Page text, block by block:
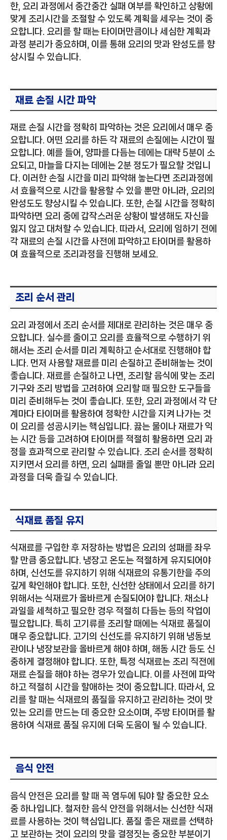
한, 요리 과정에서 중간중간 실패 여부를 확인하고 상황에
맞게 조리시간을 조절할 수 있도록 계획을 세우는 것이 중
요합니다. 요리를 할 때는 타이머만큼이나 세심한 계획과
과정 분리가 중요하며, 이를 통해 요리의 맛과 완성도를 향
상시킬 수 있습니다.
재료 손질 시간 파악
재료 손질 시간을 정확히 파악하는 것은 요리에서 매우 중
요합니다. 어떤 요리를 하든 각 재료의 손질에는 시간이 필
요합니다. 예를 들어, 양파를 다듬는 데에는 대략 5분이 소
요되고, 마늘을 다지는 데에는 2분 정도가 필요할 것입니
다. 이러한 손질 시간을 미리 파악해 놓는다면 조리과정에
서 효율적으로 시간을 활용할 수 있을 뿐만 아니라, 요리의
완성도도 향상시킬 수 있습니다. 또한, 손질 시간을 정확히
파악하면 요리 중에 갑작스러운 상황이 발생해도 자신을
잃지 않고 대처할 수 있습니다. 따라서, 요리에 임하기 전에
각 재료의 손질 시간을 사전에 파악하고 타이머를 활용하
여 효율적으로 조리과정을 진행해 보세요.
조리 순서 관리
요리 과정에서 조리 순서를 제대로 관리하는 것은 매우 중
요합니다. 실수를 줄이고 요리를 효율적으로 수행하기 위
해서는 조리 순서를 미리 계획하고 순서대로 진행해야 합
니다. 먼저 사용할 재료를 미리 손질하고 준비해놓는 것이
좋습니다. 재료를 손질하고 나면, 조리할 음식에 맞는 조리
기구와 조리 방법을 고려하여 요리할 때 필요한 도구들을
미리 준비해두는 것이 좋습니다. 또한, 요리 과정에서 각 단
계마다 타이머를 활용하여 정확한 시간을 지켜 나가는 것
이 요리를 성공시키는 핵심입니다. 끓는 물이나 재료가 익
는 시간 등을 고려하여 타이머를 적절히 활용하면 요리 과
정을 효과적으로 관리할 수 있습니다. 조리 순서를 정확히
지키면서 요리를 하면, 요리 실패를 줄일 뿐만 아니라 요리
과정을 더욱 즐길 수 있습니다.
식재료 품질 유지
식재료를 구입한 후 저장하는 방법은 요리의 성패를 좌우
할 만큼 중요합니다. 냉장고 온도는 적절하게 유지되어야
하며, 신선도를 유지하기 위해 식재료의 유통기한을 주의
깊게 확인해야 합니다. 또한, 신선한 상태에서 요리를 하기
위해서는 식재료가 올바르게 손질되어야 합니다. 채소나
과일을 세척하고 필요한 경우 적절히 다듬는 등의 작업이
필요합니다. 특히 고기류를 조리할 때에는 식재료 품질이
매우 중요합니다. 고기의 신선도를 유지하기 위해 냉동보
관이나 냉장보관을 올바르게 해야 하며, 해동 시간 등도 신
중하게 결정해야 합니다. 또한, 특정 식재료는 조리 직전에
재료 손질을 해야 하는 경우가 있습니다. 이를 사전에 파악
하고 적절히 시간을 할애하는 것이 중요합니다. 따라서, 요
리를 할 때는 식재료의 품질을 유지하고 관리하는 것이 맛
있는 요리를 만드는 데 중요한 요소이며, 주방 타이머를 활
용하여 식재료 품질 유지에 더욱 도움이 될 수 있습니다.
음식 안전
음식 안전은 요리를 할 때 꼭 염두에 둬야 할 중요한 요소
중 하나입니다. 철저한 음식 안전을 위해서는 신선한 식재
료를 사용하는 것이 핵심입니다. 품질 좋은 재료를 선택하
고 보관하는 것이 요리의 맛을 결정짓는 중요한 부분이기